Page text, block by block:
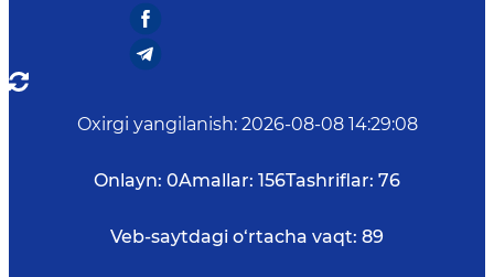
Oxirgi yangilanish: 2026-08-08 14:29:08
Onlayn: 0Amallar: 156Tashriflar: 76
Veb-saytdagi o‘rtacha vaqt: 89